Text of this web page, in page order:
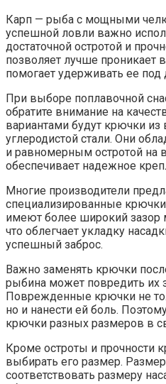
Карп — рыба с мощными
успешной ловли важно
достаточной остротой и
позволяет лучше проникает
помогает удерживать ее под
При выборе поплавочной
обратите внимание на
вариантами будут крючки
углеродистой стали. Они
и равномерным остротой на
обеспечивает надежное
Многие производители
специализированные
имеют более широкий
что облегчает укладку
успешный заброс.
Важно заменять крючки
рыбина может повредить их
Поврежденные крючки не
но и нанести ей боль.
крючки разных размеров в
Кроме остроты и прочности
выбирать его размер.
соответствовать размеру